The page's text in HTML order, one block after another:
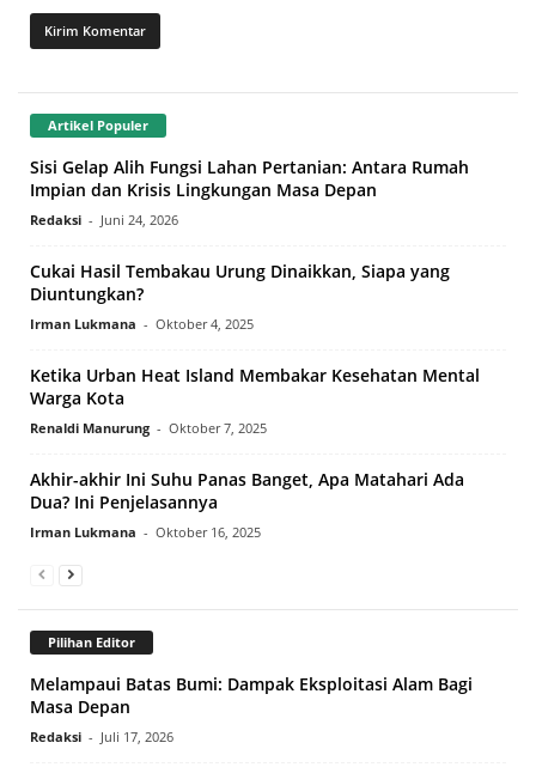
Artikel Populer
Sisi Gelap Alih Fungsi Lahan Pertanian: Antara Rumah
Impian dan Krisis Lingkungan Masa Depan
Redaksi - Juni 24, 2026
Cukai Hasil Tembakau Urung Dinaikkan, Siapa yang
Diuntungkan?
Irman Lukmana - Oktober 4, 2025
Ketika Urban Heat Island Membakar Kesehatan Mental
Warga Kota
Renaldi Manurung - Oktober 7, 2025
Akhir-akhir Ini Suhu Panas Banget, Apa Matahari Ada
Dua? Ini Penjelasannya
Irman Lukmana - Oktober 16, 2025
Pilihan Editor
Melampaui Batas Bumi: Dampak Eksploitasi Alam Bagi
Masa Depan
Redaksi - Juli 17, 2026